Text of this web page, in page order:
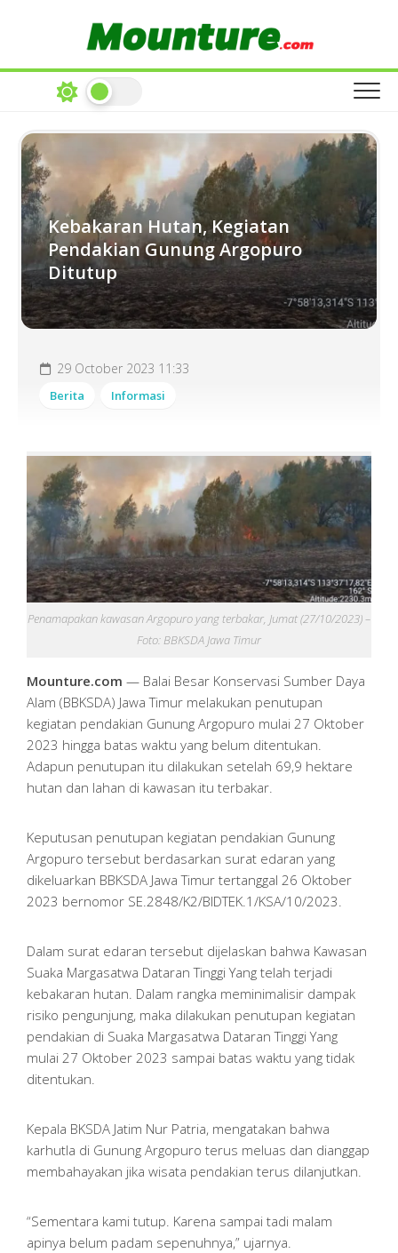
Kebakaran Hutan, Kegiatan
Pendakian Gunung Argopuro
Ditutup
29 October 2023 11:33
Berita Informasi
Penamapakan kawasan Argopuro yang terbakar, Jumat (27/10/2023) –
Foto: BBKSDA Jawa Timur
Mounture.com — Balai Besar Konservasi Sumber Daya
Alam (BBKSDA) Jawa Timur melakukan penutupan
kegiatan pendakian Gunung Argopuro mulai 27 Oktober
2023 hingga batas waktu yang belum ditentukan.
Adapun penutupan itu dilakukan setelah 69,9 hektare
hutan dan lahan di kawasan itu terbakar.
Keputusan penutupan kegiatan pendakian Gunung
Argopuro tersebut berdasarkan surat edaran yang
dikeluarkan BBKSDA Jawa Timur tertanggal 26 Oktober
2023 bernomor SE.2848/K2/BIDTEK.1/KSA/10/2023.
Dalam surat edaran tersebut dijelaskan bahwa Kawasan
Suaka Margasatwa Dataran Tinggi Yang telah terjadi
kebakaran hutan. Dalam rangka meminimalisir dampak
risiko pengunjung, maka dilakukan penutupan kegiatan
pendakian di Suaka Margasatwa Dataran Tinggi Yang
mulai 27 Oktober 2023 sampai batas waktu yang tidak
ditentukan.
Kepala BKSDA Jatim Nur Patria, mengatakan bahwa
karhutla di Gunung Argopuro terus meluas dan dianggap
membahayakan jika wisata pendakian terus dilanjutkan.
“Sementara kami tutup. Karena sampai tadi malam
apinya belum padam sepenuhnya,” ujarnya.